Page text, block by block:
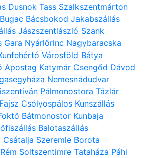
Dusnok Tass Szalkszentmárton
Bugac Bácsbokod Jakabszállás
Jászszentlászló Szank
Gara Nyárlőrinc Nagybaracska
Városföld Bátya
Apostag Katymár Csengőd Dávod
Nemesnádudvar
Pálmonostora Tázlár
Fajsz Csólyospálos Kunszállás
Bátmonostor Kunbaja
Balotaszállás
Csátalja Szeremle Borota
Rém Soltszentimre Tataháza Páhi